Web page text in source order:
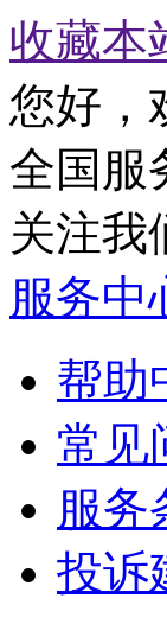
收藏本
您好，
全国服
关注我
服务中
帮助
常见
服务
投诉